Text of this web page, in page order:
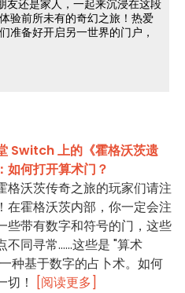
Switch 上的《霍格沃茨遗
如何打开算术门？
格沃茨传奇之旅的玩家们请注
在霍格沃茨内部，你一定会注
些带有数字和符号的门，这些
不同寻常......这些是 "算术
种基于数字的占卜术。如何
！
[阅读更多]